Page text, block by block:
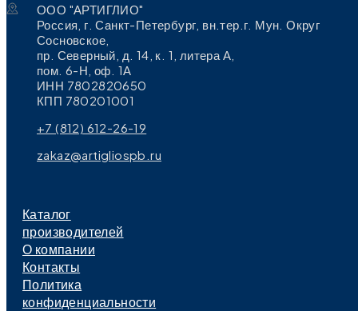
ООО "АРТИГЛИО"
Россия, г. Санкт-Петербург, вн.тер.г. Мун. Округ
Сосновское,
пр. Северный, д. 14, к. 1, литера А,
пом. 6-Н, оф. 1А
ИНН 7802820650
КПП 780201001
+7 (812) 612-26-19
zakaz@artigliospb.ru
Каталог
производителей
О компании
Контакты
Политика
конфиденциальности